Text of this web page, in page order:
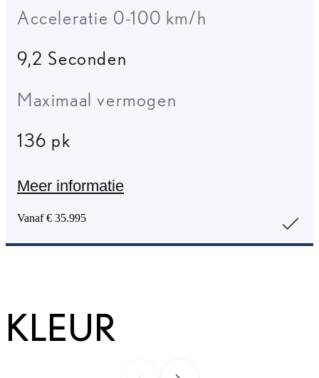
Acceleratie 0-100 km/h
9,2 Seconden
Maximaal vermogen
136 pk
Meer informatie
Vanaf € 35.995
KLEUR